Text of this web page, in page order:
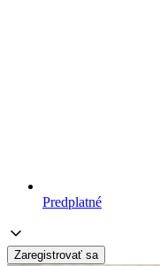
Predplatné
Zaregistrovať sa